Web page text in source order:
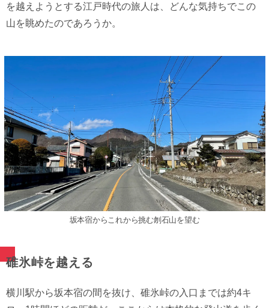
を越えようとする江戸時代の旅人は、どんな気持ちでこの
山を眺めたのであろうか。
坂本宿からこれから挑む刎石山を望む
碓氷峠を越える
横川駅から坂本宿の間を抜け、碓氷峠の入口までは約4キ